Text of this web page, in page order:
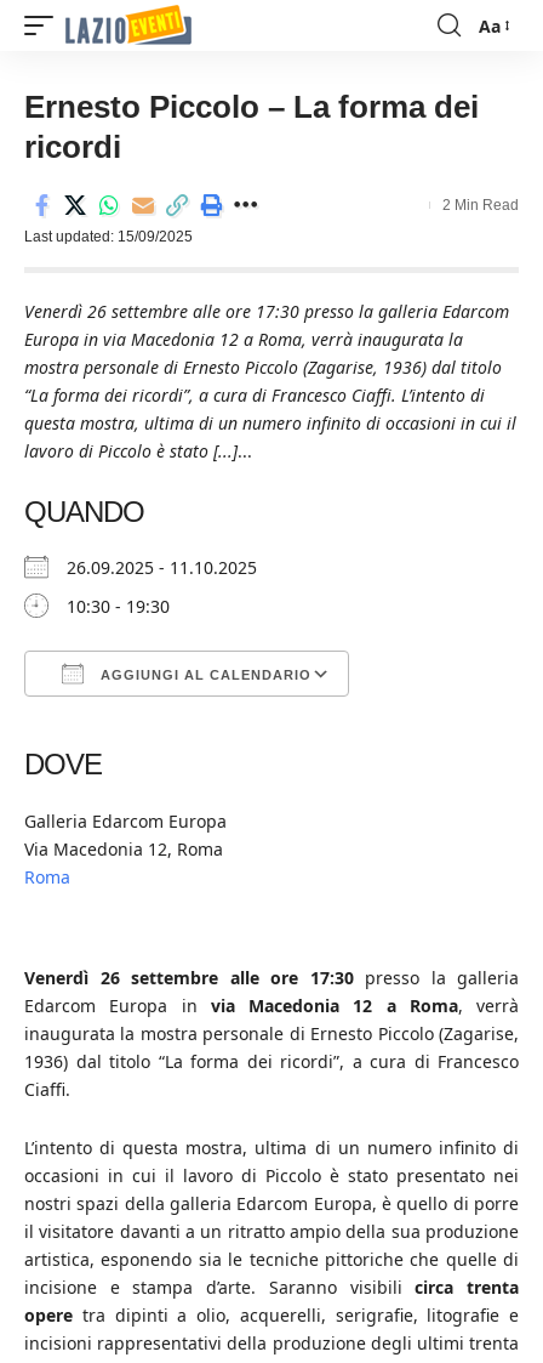
Font
Aa
Ernesto Piccolo – La forma dei
ricordi
Last updated: 15/09/2025
2 Min Read
Venerdì 26 settembre alle ore 17:30 presso la galleria Edarcom
Europa in via Macedonia 12 a Roma, verrà inaugurata la
mostra personale di Ernesto Piccolo (Zagarise, 1936) dal titolo
“La forma dei ricordi”, a cura di Francesco Ciaffi. L’intento di
questa mostra, ultima di un numero infinito di occasioni in cui il
lavoro di Piccolo è stato [...]...
QUANDO
26.09.2025 - 11.10.2025
10:30 - 19:30
AGGIUNGI AL CALENDARIO
DOVE
Galleria Edarcom Europa
Via Macedonia 12, Roma
Roma
Venerdì 26 settembre alle ore 17:30presso la galleria
Edarcom Europa in via Macedonia 12 a Roma, verrà
inaugurata la mostra personale di Ernesto Piccolo (Zagarise,
1936) dal titolo “La forma dei ricordi”, a cura di Francesco
Ciaffi.
L’intento di questa mostra, ultima di un numero infinito di
occasioni in cui il lavoro di Piccolo è stato presentato nei
nostri spazi della galleria Edarcom Europa, è quello di porre
il visitatore davanti a un ritratto ampio della sua produzione
artistica, esponendo sia le tecniche pittoriche che quelle di
incisione e stampa d’arte. Saranno visibilicirca trenta
opere tra dipinti a olio, acquerelli, serigrafie, litografie e
incisioni rappresentativi della produzione degli ultimi trenta